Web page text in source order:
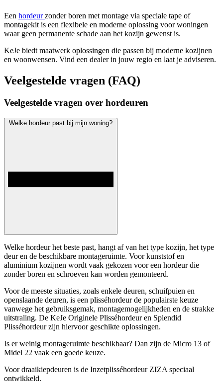
Een hordeurzonder boren met montage via speciale tape of
montagekit is een flexibele en moderne oplossing voor woningen
waar geen permanente schade aan het kozijn gewenst is.
KeJe biedt maatwerk oplossingen die passen bij moderne kozijnen
en woonwensen. Vind een dealer in jouw regio en laat je adviseren.
Veelgestelde vragen (FAQ)
Veelgestelde vragen over hordeuren
Welke hordeur past bij mijn woning?
Welke hordeur het beste past, hangt af van het type kozijn, het type
deur en de beschikbare montageruimte. Voor kunststof en
aluminium kozijnen wordt vaak gekozen voor een hordeur die
zonder boren en schroeven kan worden gemonteerd.
Voor de meeste situaties, zoals enkele deuren, schuifpuien en
openslaande deuren, is een plisséhordeur de populairste keuze
vanwege het gebruiksgemak, montagemogelijkheden en de strakke
uitstraling. De KeJe Originele Plisséhordeur en Splendid
Plisséhordeur zijn hiervoor geschikte oplossingen.
Is er weinig montageruimte beschikbaar? Dan zijn de Micro 13 of
Midel 22 vaak een goede keuze.
Voor draaikiepdeuren is de Inzetplisséhordeur ZIZA speciaal
ontwikkeld.